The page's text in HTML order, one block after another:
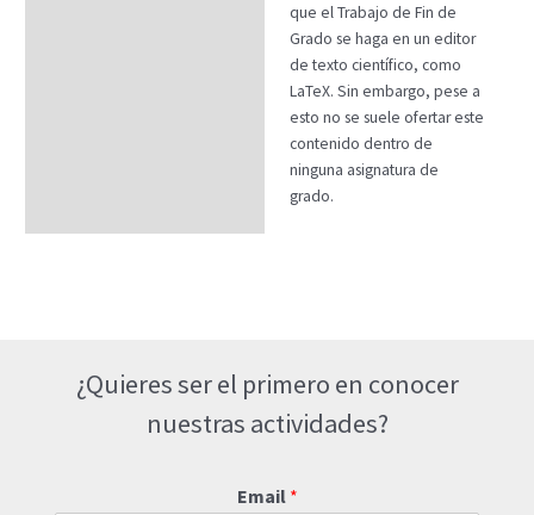
que el Trabajo de Fin de
Grado se haga en un editor
de texto científico, como
LaTeX. Sin embargo, pese a
esto no se suele ofertar este
contenido dentro de
ninguna asignatura de
grado.
¿Quieres ser el primero en conocer
nuestras actividades?
Email *